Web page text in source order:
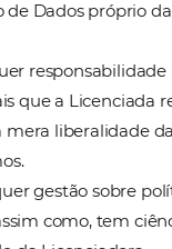
do
que
la perante a
é feito
de